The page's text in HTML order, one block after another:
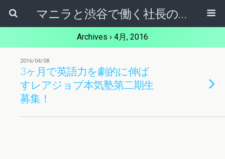
マニラと渋谷で働く社長のブログ
Archives › 4月, 2016
2016/04/08
3ヶ月で英語力を劇的に伸ば
すレアジョブ本気塾第二期生
募集！